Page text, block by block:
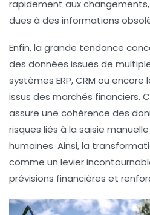
rapidement aux
dues à des informations
Enfin, la grande tendance
des données issues de
systèmes ERP, CRM ou
issus des marchés financiers.
assure une cohérence des
risques liés à la saisie
humaines. Ainsi, la
comme un levier
prévisions financières et